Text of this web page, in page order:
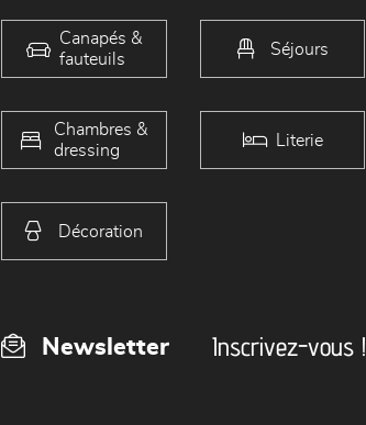
Canapés &
fauteuils
Séjours
Chambres &
dressing
Literie
Décoration
Newsletter Inscrivez-vous !